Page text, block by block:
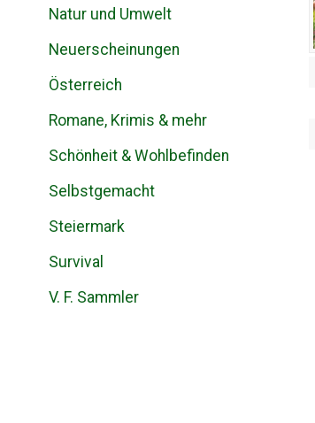
Natur und Umwelt
Neuerscheinungen
Österreich
Romane, Krimis & mehr
Schönheit & Wohlbefinden
Selbstgemacht
Steiermark
Survival
V. F. Sammler